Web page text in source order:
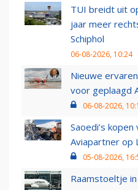
TUI breidt uit
jaar meer
Schiphol
06-08-2026, 10:24
Nieuwe
voor geplaagd
06-08-2026,
Saoedi’s
Aviapartner op
05-08-2026,
Raamstoeltje